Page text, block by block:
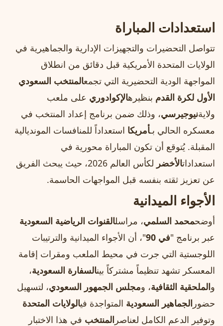
استعدادات المباراة
تتواصل التحضيرات والتجهيزات الإدارية والجماهيرية في
الولايات المتحدة الأمريكية قبل دقائق من انطلاق
المواجهة الودية التحضيرية التي تجمعالمنتخب السعودي
الأول لكرة القدم بنظيرهالإكوادوري على ملعب
ولايةنيوجيرسي، وذلك ضمن برنامج إعداد المنتخب في
معسكره الحالي بـأمريكا استعداداً للمنافسات المونديالية
المقبلة. يُتوقع أن تكون المباراة محورية في
استعداداتالأخضر
لكأس العالم 2026، حيث يبحث الفريق
عن تعزيز ثقته بنفسه قبل المواجهات الحاسمة.
الأجواء الميدانية
أوضحمحمد السلمي، مراسلالقنوات الرياضية السعودية
عبر برنامج "في 90
"، أن الأجواء الميدانية والترتيبات
اللوجستية التي جرت في محيط الملعب ومقرات إقامة
المعسكر تشهد تنظيماً مشتركاً بينالسفارة السعودية،
والملحقية الثقافية، ومجلس الجمهور السعودي، لتسهيل
حضور الجماهير السعودية المتواجدة فيالولايات المتحدة
وتوفير الدعم الكامل لعناصر المنتخب في هذا الاختبار